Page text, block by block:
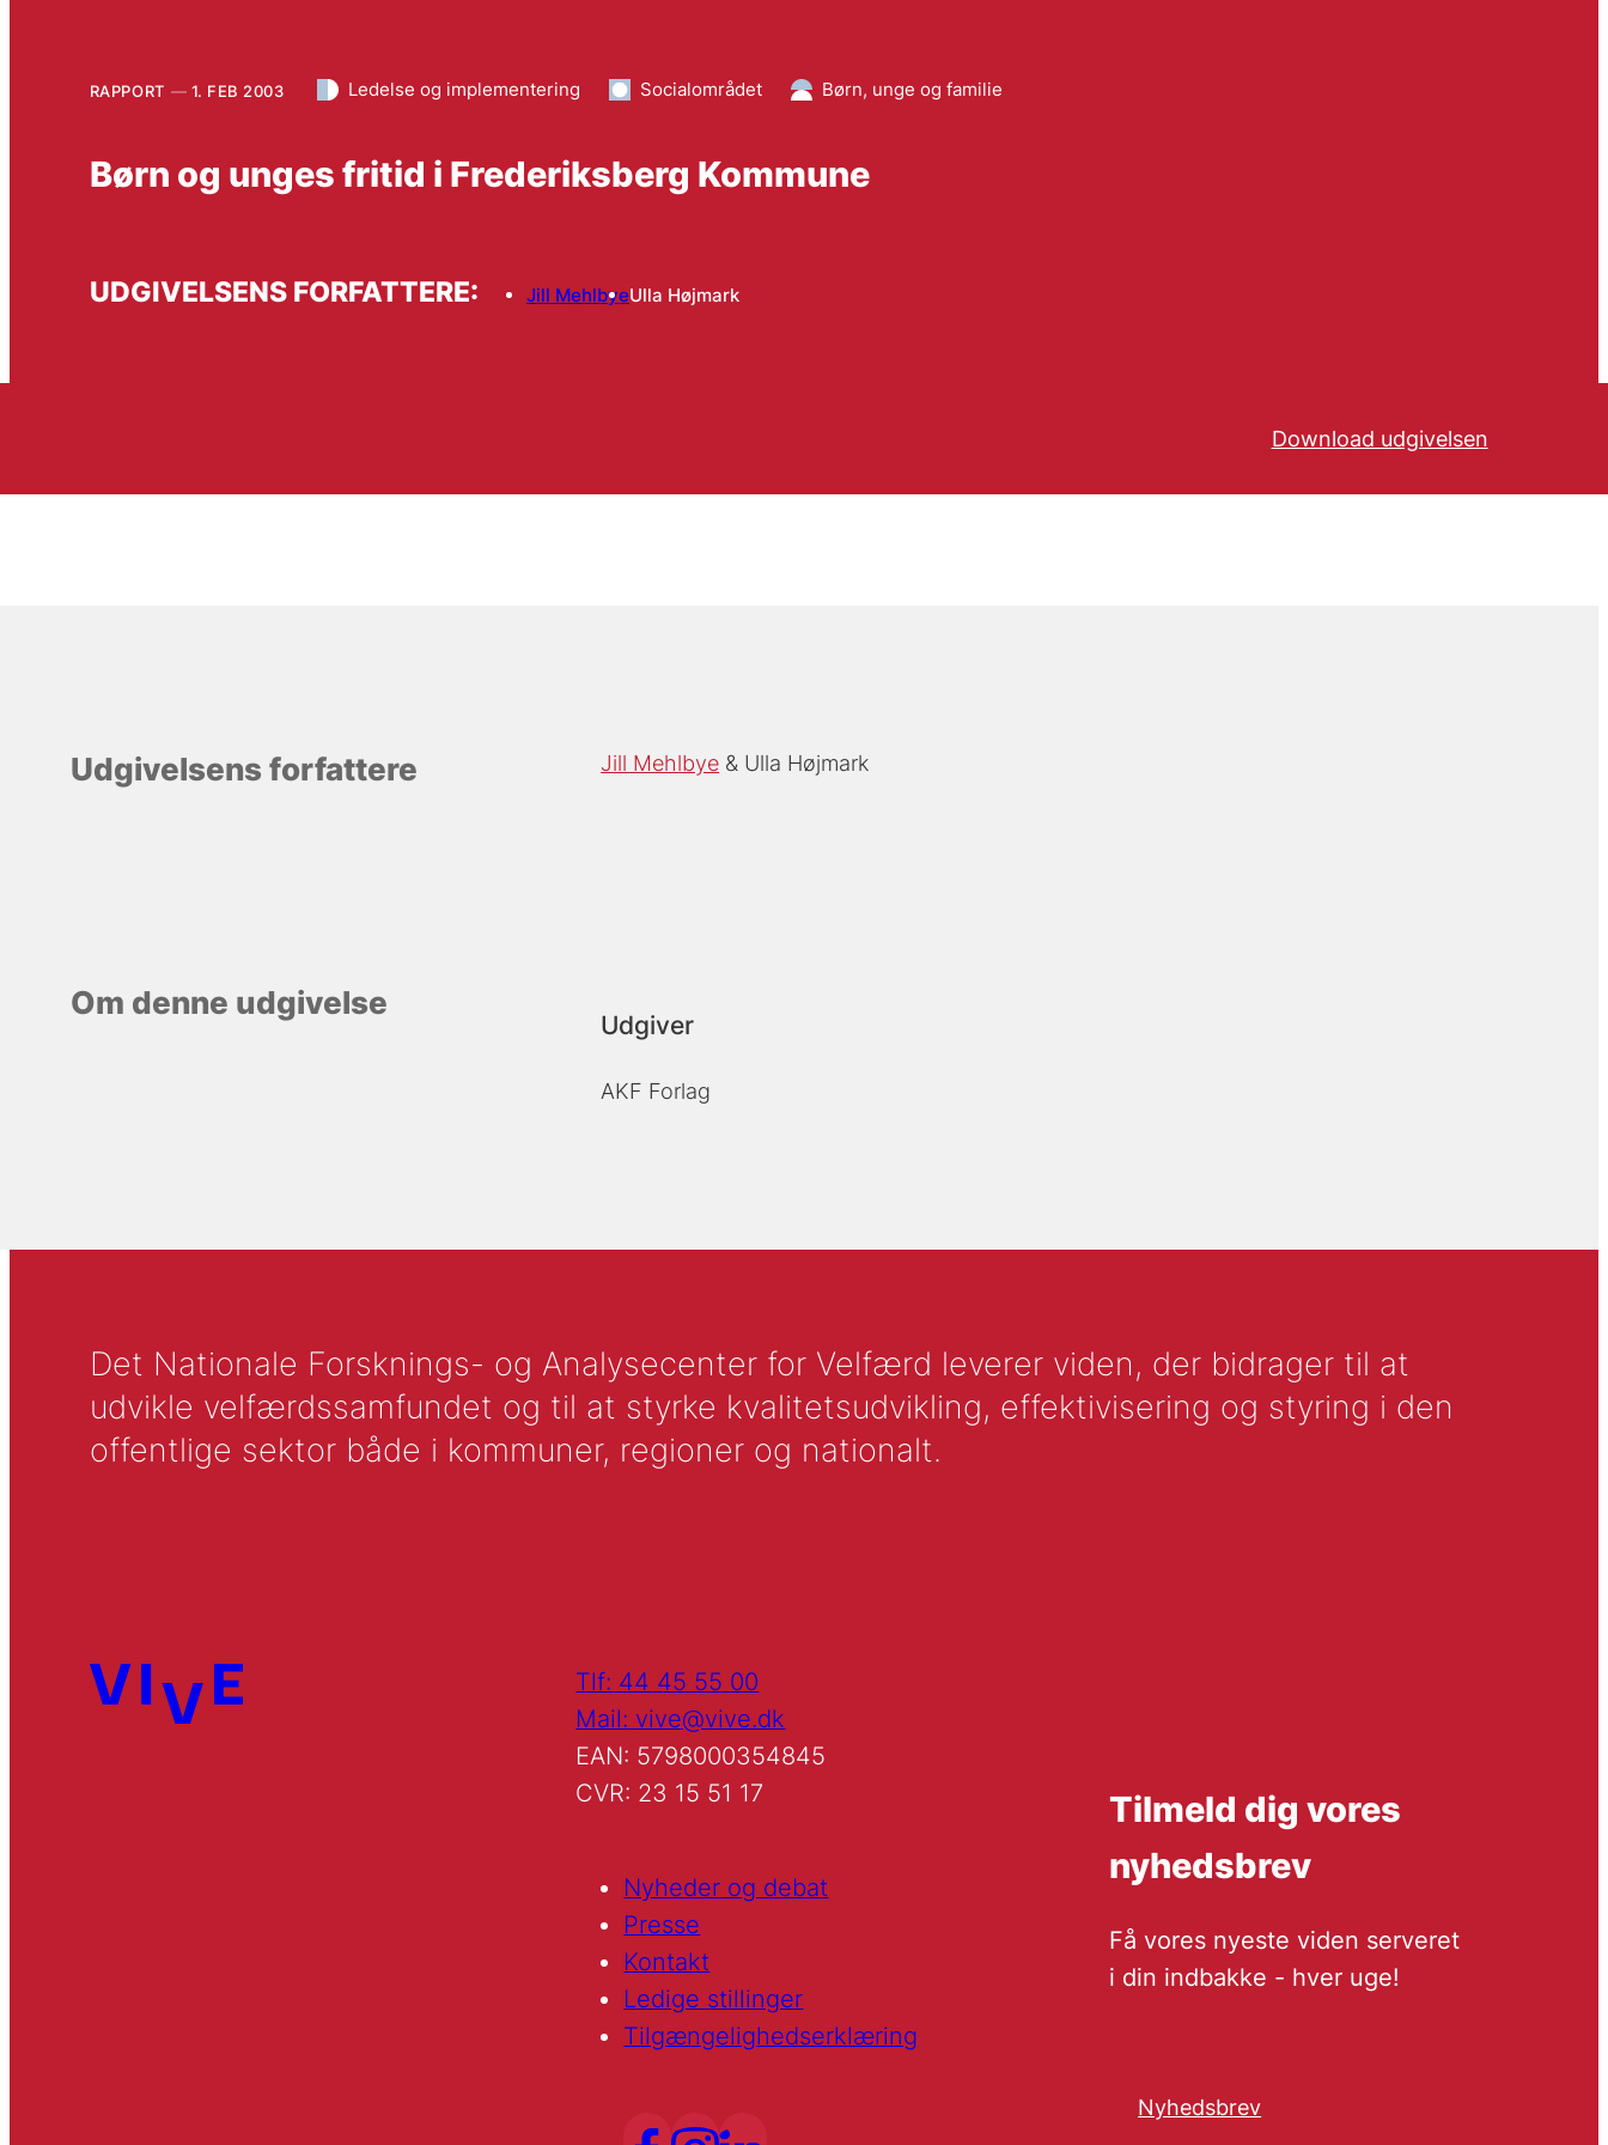
RAPPORT 1. FEB 2003 Ledelse og implementering Socialområdet Børn, unge og familie
Børn og unges fritid i Frederiksberg Kommune
UDGIVELSENS FORFATTERE: Jill MehlbyeUlla Højmark
Download udgivelsen
Udgivelsens forfattere Jill Mehlbye Ulla Højmark
Om denne udgivelse
Udgiver
AKF Forlag
Det Nationale Forsknings- og Analysecenter for Velfærd leverer viden, der bidrager til at
udvikle velfærdssamfundet og til at styrke kvalitetsudvikling, effektivisering og styring i den
offentlige sektor både i kommuner, regioner og nationalt.
Tlf: 44 45 55 00
Mail: vive@vive.dk
EAN: 5798000354845
CVR: 23 15 51 17
Nyheder og debat
Presse
Kontakt
Ledige stillinger
Tilgængelighedserklæring
Tilmeld dig vores
nyhedsbrev
Få vores nyeste viden serveret
i din indbakke - hver uge!
Nyhedsbrev